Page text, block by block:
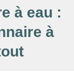
à eau :
à